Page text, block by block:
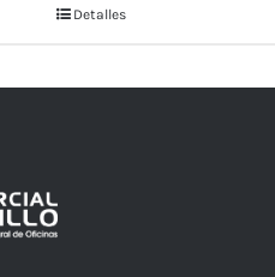
Detalles